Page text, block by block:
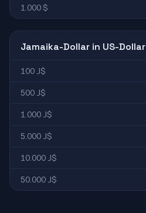
1.000 $
Jamaika-Dollar in US-Dollar
100 J$
500 J$
1.000 J$
5.000 J$
10.000 J$
50.000 J$